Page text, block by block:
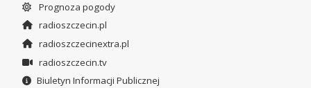
Prognoza pogody
radioszczecin.pl
radioszczecinextra.pl
radioszczecin.tv
Biuletyn Informacji Publicznej